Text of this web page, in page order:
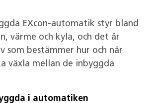
EXcon-automatik styr bland
värme och kyla, och det är
som bestämmer hur och när
växla mellan de inbyggda
i automatiken